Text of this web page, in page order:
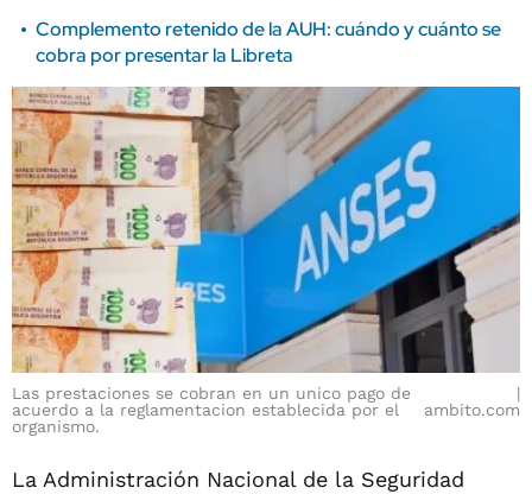
Complemento retenido de la AUH: cuándo y cuánto se
cobra por presentar la Libreta
Las prestaciones se cobran en un unico pago de
acuerdo a la reglamentacion establecida por el
organismo.
ambito.com
La Administración Nacional de la Seguridad